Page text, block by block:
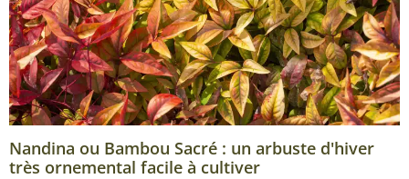
Nandina ou Bambou Sacré : un arbuste d'hiver
très ornemental facile à cultiver